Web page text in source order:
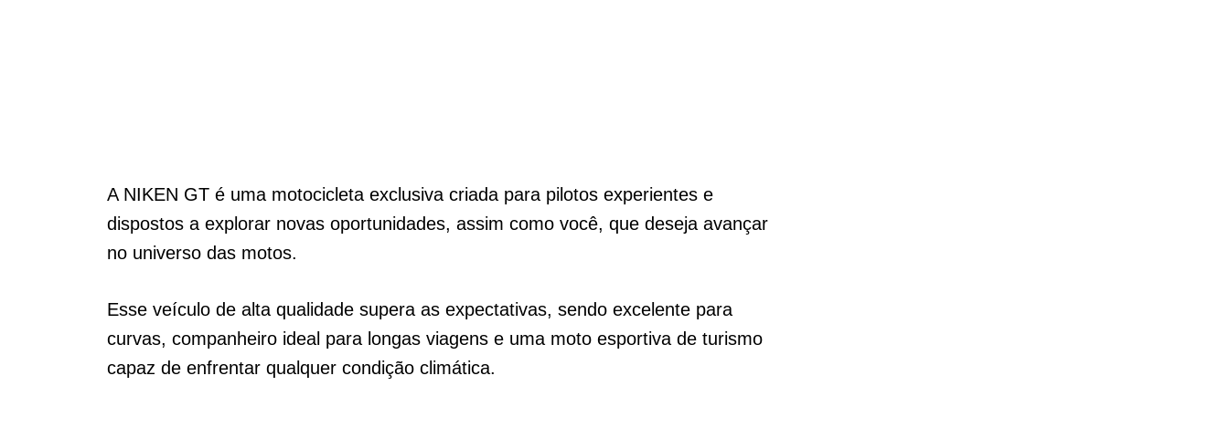
A NIKEN GT é uma motocicleta exclusiva criada para pilotos experientes e
dispostos a explorar novas oportunidades, assim como você, que deseja avançar
no universo das motos.
Esse veículo de alta qualidade supera as expectativas, sendo excelente para
curvas, companheiro ideal para longas viagens e uma moto esportiva de turismo
capaz de enfrentar qualquer condição climática.